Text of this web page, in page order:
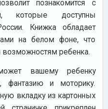
познакомится с
которые доступны
Книжка обладает
на белом фоне, что
возможностям ребенка.
вашему ребенку
фантазию и моторику.
вкладку из картонных